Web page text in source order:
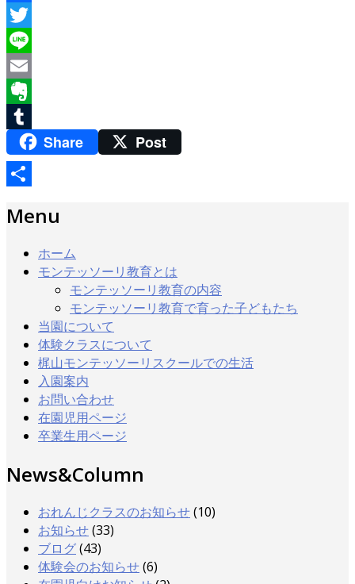
Facebook
Twitter
Line
Email
Evernote
TumblrShare Post
有
Menu
ホーム
モンテッソーリ教育とは
モンテッソーリ教育の内容
モンテッソーリ教育で育った子どもたち
当園について
体験クラスについて
梶山モンテッソーリスクールでの生活
入園案内
お問い合わせ
在園児用ページ
卒業生用ページ
News&Column
おれんじクラスのお知らせ(10)
お知らせ(33)
ブログ(43)
体験会のお知らせ(6)